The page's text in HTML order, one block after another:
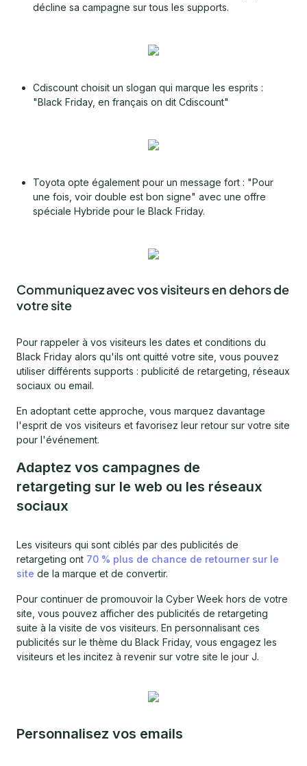
décline sa campagne sur tous les supports.
Cdiscount choisit un slogan qui marque les esprits :
"Black Friday, en français on dit Cdiscount"
Toyota opte également pour un message fort : "Pour
une fois, voir double est bon signe" avec une offre
spéciale Hybride pour le Black Friday.
Communiquez avec vos visiteurs en dehors de
votre site
Pour rappeler à vos visiteurs les dates et conditions du
Black Friday alors qu'ils ont quitté votre site, vous pouvez
utiliser différents supports : publicité de retargeting, réseaux
sociaux ou email.
En adoptant cette approche, vous marquez davantage
l'esprit de vos visiteurs et favorisez leur retour sur votre site
pour l'événement.
Adaptez vos campagnes de
retargeting sur le web ou les réseaux
sociaux
Les visiteurs qui sont ciblés par des publicités de
retargeting ont 70 % plus de chance de retourner sur le
site de la marque et de convertir.
Pour continuer de promouvoir la Cyber Week hors de votre
site, vous pouvez afficher des publicités de retargeting
suite à la visite de vos visiteurs. En personnalisant ces
publicités sur le thème du Black Friday, vous engagez les
visiteurs et les incitez à revenir sur votre site le jour J.
Personnalisez vos emails